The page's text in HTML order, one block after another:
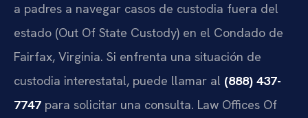
a padres a navegar casos de custodia fuera del
estado (Out Of State Custody) en el Condado de
Fairfax, Virginia. Si enfrenta una situación de
custodia interestatal, puede llamar al (888) 437-
7747 para solicitar una consulta. Law Offices Of